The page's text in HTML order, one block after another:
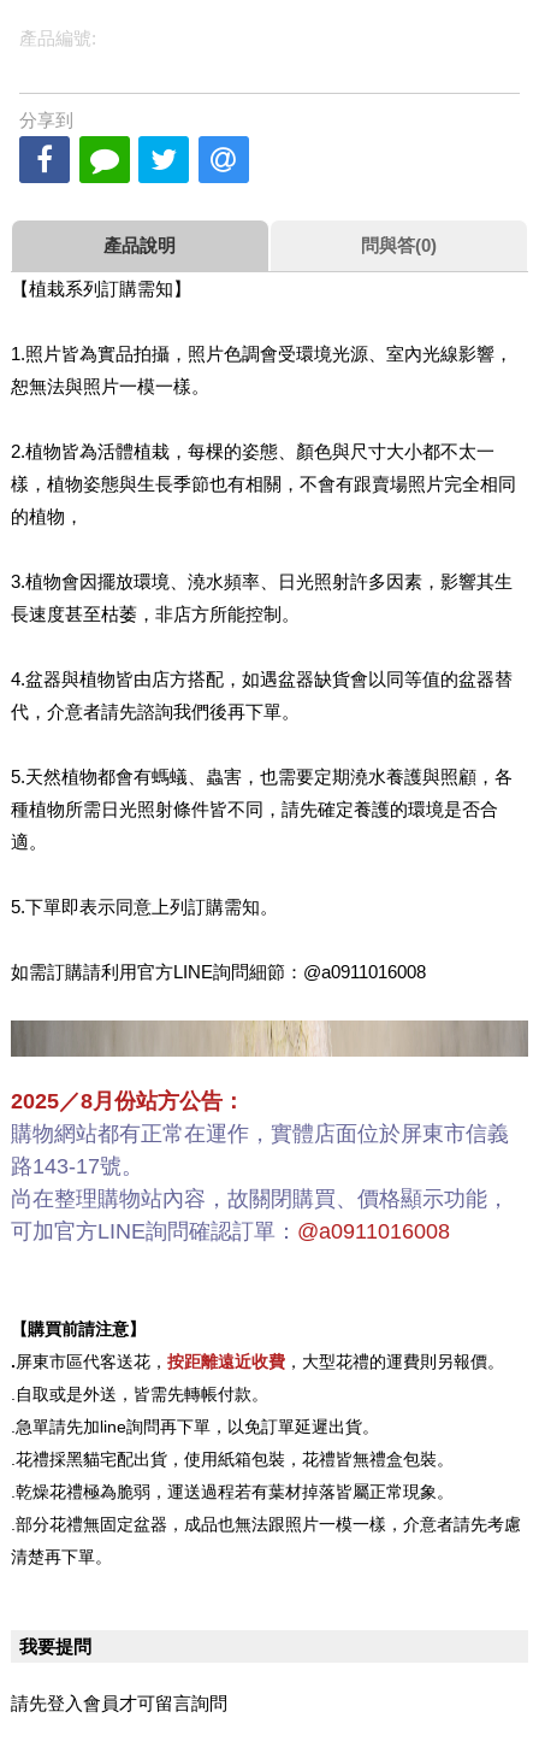
產品編號:
分享到
產品說明 問與答(0)
【植栽系列訂購需知】
1.照片皆為實品拍攝，照片色調會受環境光源、室內光線影響，
恕無法與照片一模一樣。
2.植物皆為活體植栽，每棵的姿態、顏色與尺寸大小都不太一
樣，植物姿態與生長季節也有相關，不會有跟賣場照片完全相同
的植物，
3.植物會因擺放環境、澆水頻率、日光照射許多因素，影響其生
長速度甚至枯萎，非店方所能控制。
4.盆器與植物皆由店方搭配，如遇盆器缺貨會以同等值的盆器替
代，介意者請先諮詢我們後再下單。
5.天然植物都會有螞蟻、蟲害，也需要定期澆水養護與照顧，各
種植物所需日光照射條件皆不同，請先確定養護的環境是否合
適。
5.下單即表示同意上列訂購需知。
如需訂購請利用官方LINE詢問細節：@a0911016008
2025／8月份站方公告：
購物網站都有正常在運作，實體店面位於屏東市信義
路143-17號。
尚在整理購物站內容，故關閉購買、價格顯示功能，
可加官方LINE詢問確認訂單： @a0911016008
【購買前請注意】
.屏東市區代客送花， 按距離遠近收費，大型花禮的運費則另報價。
.自取或是外送，皆需先轉帳付款。
.急單請先加line詢問再下單，以免訂單延遲出貨。
.花禮採黑貓宅配出貨，使用紙箱包裝，花禮皆無禮盒包裝。
.乾燥花禮極為脆弱，運送過程若有葉材掉落皆屬正常現象。
.部分花禮無固定盆器，成品也無法跟照片一模一樣，介意者請先考慮
清楚再下單。
我要提問
請先登入會員才可留言詢問